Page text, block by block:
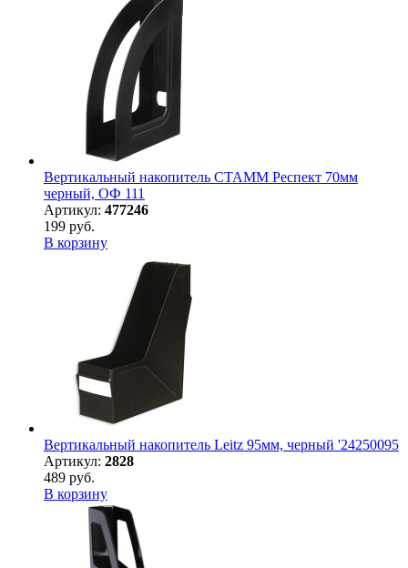
Вертикальный накопитель СТАММ Респект 70мм
черный, ОФ 111
Артикул: 477246
199 руб.
В корзину
Вертикальный накопитель Leitz 95мм, черный '24250095
Артикул: 2828
489 руб.
В корзину